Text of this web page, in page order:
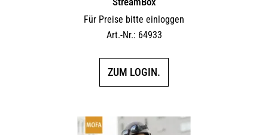
Für Preise bitte einloggen
Art.-Nr.: 64933
ZUM LOGIN.